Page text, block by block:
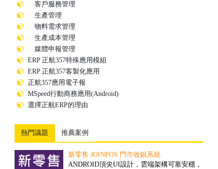
客戶服務管理
生產管理
物料需求管理
生產成本管理
媒體申報管理
ERP 正航357特殊應用模組
ERP 正航357客製化應用
正航357應用電子報
MSpeed行動商務應用(Android)
選擇正航ERP的理由
熱門議題 推薦案例
新零售 JOINPOS 門市收銀系統
ANDROID頂尖UI設計，雲端架構可靠安穩，
倉儲物流業客製案例
隨著全球經濟一體化的趨勢，現代物流將成